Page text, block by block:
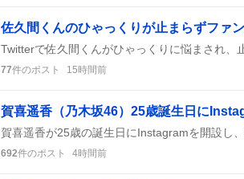
佐久間くんのひゃっくりが止まらずファ
77件のポスト 15時間前
賀喜遥香（乃木坂46）25歳誕生日に
692件のポスト 4時間前